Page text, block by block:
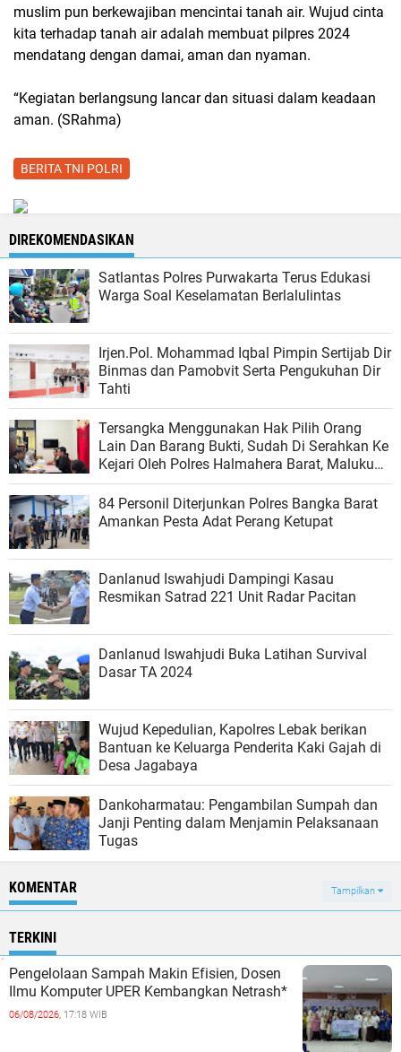
muslim pun berkewajiban mencintai tanah air. Wujud cinta
kita terhadap tanah air adalah membuat pilpres 2024
mendatang dengan damai, aman dan nyaman.
“Kegiatan berlangsung lancar dan situasi dalam keadaan
aman. (SRahma)
BERITA TNI POLRI
DIREKOMENDASIKAN
Satlantas Polres Purwakarta Terus Edukasi
Warga Soal Keselamatan Berlalulintas
Irjen.Pol. Mohammad Iqbal Pimpin Sertijab Dir
Binmas dan Pamobvit Serta Pengukuhan Dir
Tahti
Tersangka Menggunakan Hak Pilih Orang
Lain Dan Barang Bukti, Sudah Di Serahkan Ke
Kejari Oleh Polres Halmahera Barat, Maluku
Utara
84 Personil Diterjunkan Polres Bangka Barat
Amankan Pesta Adat Perang Ketupat
Danlanud Iswahjudi Dampingi Kasau
Resmikan Satrad 221 Unit Radar Pacitan
Danlanud Iswahjudi Buka Latihan Survival
Dasar TA 2024
Wujud Kepedulian, Kapolres Lebak berikan
Bantuan ke Keluarga Penderita Kaki Gajah di
Desa Jagabaya
Dankoharmatau: Pengambilan Sumpah dan
Janji Penting dalam Menjamin Pelaksanaan
Tugas
KOMENTAR Tampilkan
TERKINI
Pengelolaan Sampah Makin Efisien, Dosen
Ilmu Komputer UPER Kembangkan Netrash*
06/08/2026, 17:18 WIB